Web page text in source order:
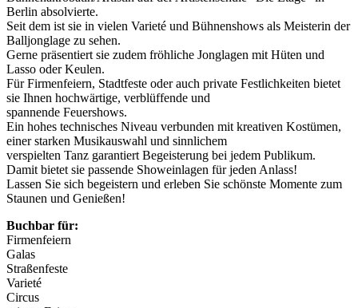
Berlin absolvierte.
Seit dem ist sie in vielen Varieté und Bühnenshows als Meisterin der
Balljonglage zu sehen.
Gerne präsentiert sie zudem fröhliche Jonglagen mit Hüten und
Lasso oder Keulen.
Für Firmenfeiern, Stadtfeste oder auch private Festlichkeiten bietet
sie Ihnen hochwärtige, verblüffende und
spannende Feuershows.
Ein hohes technisches Niveau verbunden mit kreativen Kostümen,
einer starken Musikauswahl und sinnlichem
verspielten Tanz garantiert Begeisterung bei jedem Publikum.
Damit bietet sie passende Showeinlagen für jeden Anlass!
Lassen Sie sich begeistern und erleben Sie schönste Momente zum
Staunen und Genießen!
Buchbar für:
Firmenfeiern
Galas
Straßenfeste
Varieté
Circus